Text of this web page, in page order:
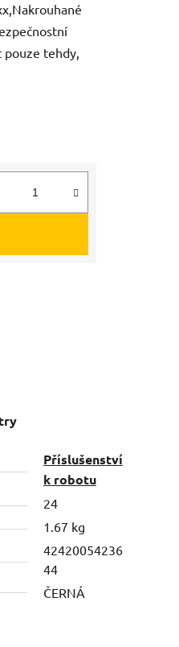
pouze tehdy,
Příslušenství
k robotu
24
1.67 kg
42420054236
44
ČERNÁ